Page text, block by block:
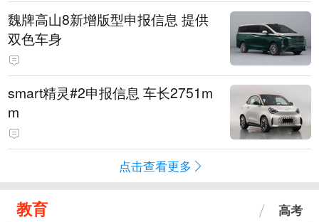
魏牌高山8新增版型申报信息 提供
双色车身
smart精灵#2申报信息 车长2751m
m
点击查看更多
教育 高考